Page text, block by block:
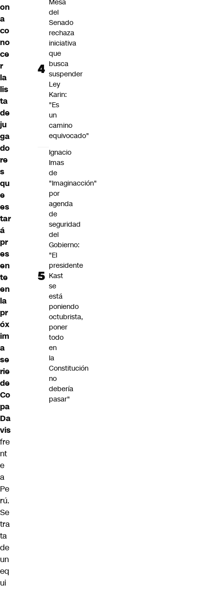
on
a
co
no
ce
r
la
lis
ta
de
ju
ga
do
re
s
qu
e
es
tar
á
pr
es
en
te
en
la
pr
óx
im
a
se
rie
de
Co
pa
Da
vis
fre
nt
e
a
Pe
rú.
Se
tra
ta
de
un
eq
ui
Mesa
del
Senado
rechaza
iniciativa
que
busca
suspender
Ley
Karin:
"Es
un
camino
equivocado"
Ignacio
Imas
de
"Imaginacción"
por
agenda
de
seguridad
del
Gobierno:
"El
presidente
Kast
se
está
poniendo
octubrista,
poner
todo
en
la
Constitución
no
debería
pasar"